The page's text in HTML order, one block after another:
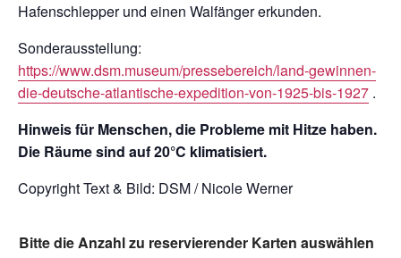
Hafenschlepper und einen Walfänger erkunden.
Sonderausstellung:
https://www.dsm.museum/pressebereich/land-gewinnen-
die-deutsche-atlantische-expedition-von-1925-bis-1927 .
Hinweis für Menschen, die Probleme mit Hitze haben.
Die Räume sind auf 20°C klimatisiert.
Copyright Text & Bild: DSM / Nicole Werner
Bitte die Anzahl zu reservierender Karten auswählen